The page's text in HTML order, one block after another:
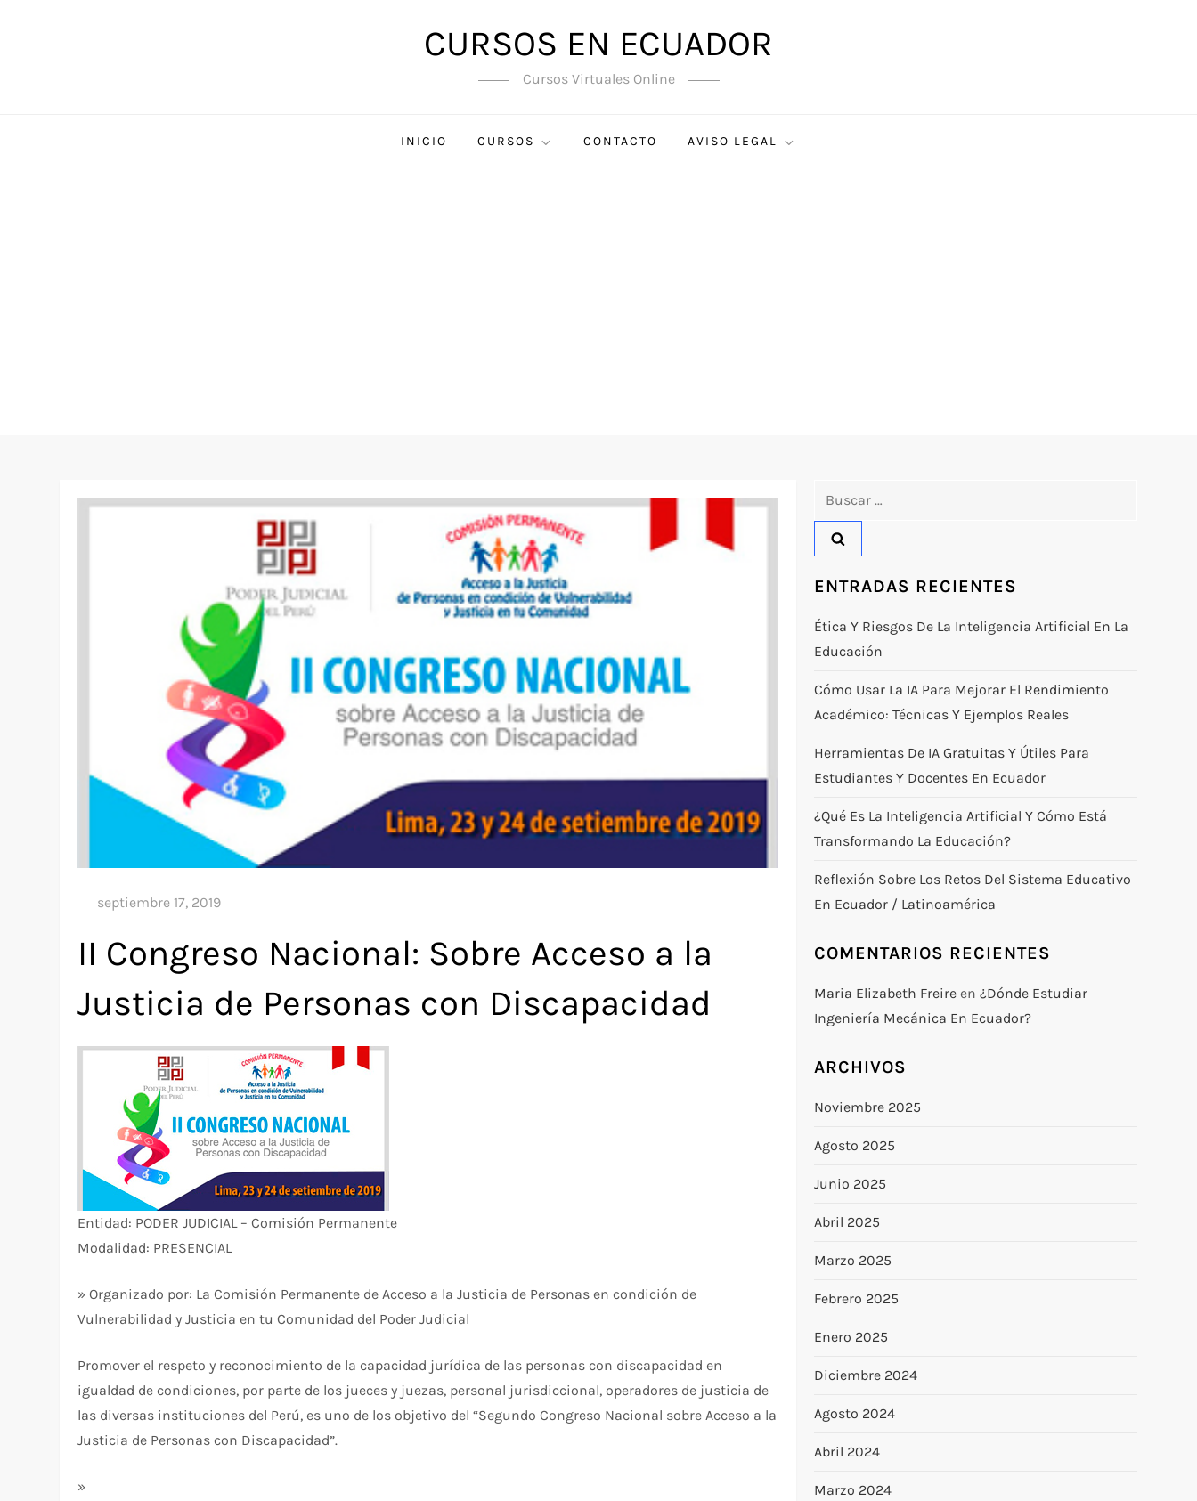
CURSOS EN ECUADOR
Cursos Virtuales Online
INICIO CURSOS CONTACTO AVISO LEGAL
II Congreso Nacional: Sobre Acceso a la
Justicia de Personas con Discapacidad
Entidad: PODER JUDICIAL – Comisión Permanente
Modalidad: PRESENCIAL
» Organizado por: La Comisión Permanente de Acceso a la Justicia de Personas en condición de
Vulnerabilidad y Justicia en tu Comunidad del Poder Judicial
Promover el respeto y reconocimiento de la capacidad jurídica de las personas con discapacidad en
igualdad de condiciones, por parte de los jueces y juezas, personal jurisdiccional, operadores de justicia de
las diversas instituciones del Perú, es uno de los objetivo del “Segundo Congreso Nacional sobre Acceso a la
Justicia de Personas con Discapacidad”.
»
ENTRADAS RECIENTES
Ética Y Riesgos De La Inteligencia Artificial En La
Educación
Cómo Usar La IA Para Mejorar El Rendimiento
Académico: Técnicas Y Ejemplos Reales
Herramientas De IA Gratuitas Y Útiles Para
Estudiantes Y Docentes En Ecuador
¿Qué Es La Inteligencia Artificial Y Cómo Está
Transformando La Educación?
Reflexión Sobre Los Retos Del Sistema Educativo
En Ecuador / Latinoamérica
COMENTARIOS RECIENTES
Maria Elizabeth Freireen ¿Dónde Estudiar
Ingeniería Mecánica En Ecuador?
ARCHIVOS
Noviembre 2025
Agosto 2025
Junio 2025
Abril 2025
Marzo 2025
Febrero 2025
Enero 2025
Diciembre 2024
Agosto 2024
Abril 2024
Marzo 2024